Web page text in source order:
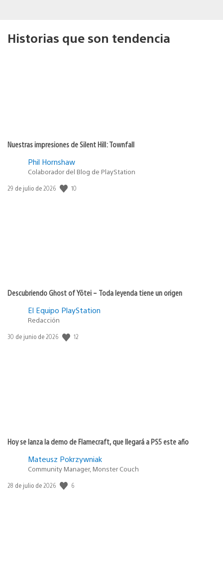
Historias que son tendencia
Nuestras impresiones de Silent Hill: Townfall
Phil Hornshaw
Colaborador del Blog de PlayStation
Fecha
29 de julio de 2026 10
Descubriendo Ghost of Yōtei – Toda leyenda tiene un origen
El Equipo PlayStation
Redacción
Fecha
30 de junio de 2026 12
Hoy se lanza la demo de Flamecraft, que llegará a PS5 este año
Mateusz Pokrzywniak
Community Manager, Monster Couch
Fecha
28 de julio de 2026 6